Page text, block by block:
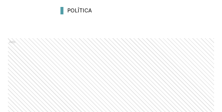
POLÍTICA
Ads